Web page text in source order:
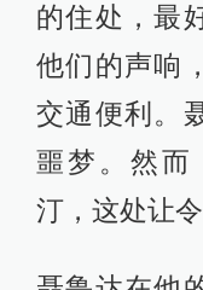
的住处，最
他们的声响
交通便利。
噩梦。然而
汀，这处让